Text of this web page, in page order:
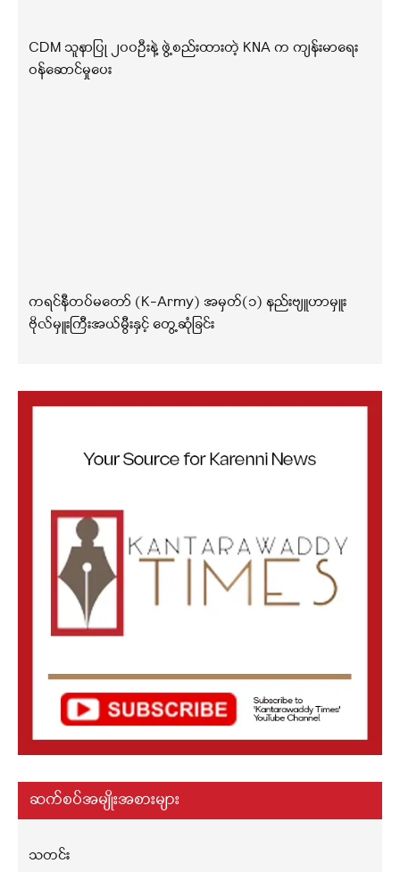
CDM သူနာပြု ၂၀၀ဦးနဲ့ ဖွဲ့စည်းထားတဲ့ KNA က ကျန်းမာရေး
ဝန်ဆောင်မှုပေး
ကရင်နီတပ်မတော် (K-Army) အမှတ်(၁) နည်းဗျူဟာမှူး
ဗိုလ်မှူးကြီးအယ်မွီးနှင့် တွေ့ဆုံခြင်း
ဆက်စပ်အမျိုးအစားများ
သတင်း